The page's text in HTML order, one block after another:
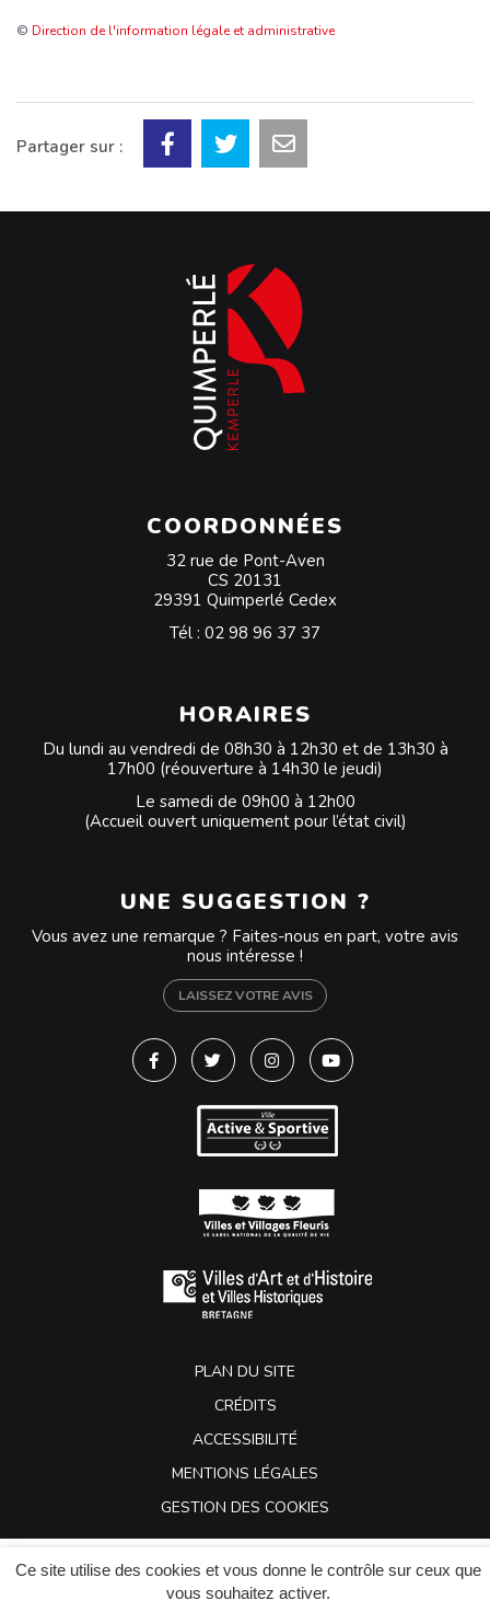
Ce site utilise des cookies et vous donne le contrôle sur ceux que
vous souhaitez activer.
© Direction de l'information légale et administrative
Partager sur :
COORDONNÉES
32 rue de Pont-Aven
CS 20131
29391 Quimperlé Cedex
Tél : 02 98 96 37 37
HORAIRES
Du lundi au vendredi de 08h30 à 12h30 et de 13h30 à
17h00 (réouverture à 14h30 le jeudi)
Le samedi de 09h00 à 12h00
(Accueil ouvert uniquement pour l’état civil)
UNE SUGGESTION ?
Vous avez une remarque ? Faites-nous en part, votre avis
nous intéresse !
LAISSEZ VOTRE AVIS
Lien vers le compte Facebook
Lien vers le compte Twitter
Lien vers le compte
Lien vers la chaîne
PLAN DU SITE
CRÉDITS
ACCESSIBILITÉ
MENTIONS LÉGALES
GESTION DES COOKIES